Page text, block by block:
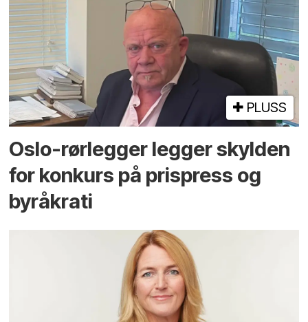
PLUSS
Oslo-rørlegger legger skylden
for konkurs på prispress og
byråkrati